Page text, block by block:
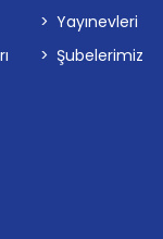
Yayınevleri
Şubelerimiz